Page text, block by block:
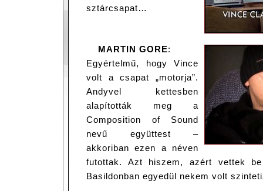
sztárcsapat…
MARTIN GORE:
Egyértelmű, hogy Vince
volt a csapat „motorja”.
Andyvel kettesben
alapították meg a
Composition of Sound
nevű együttest –
akkoriban ezen a néven
futottak. Azt hiszem, azért vettek
Basildonban egyedül nekem volt